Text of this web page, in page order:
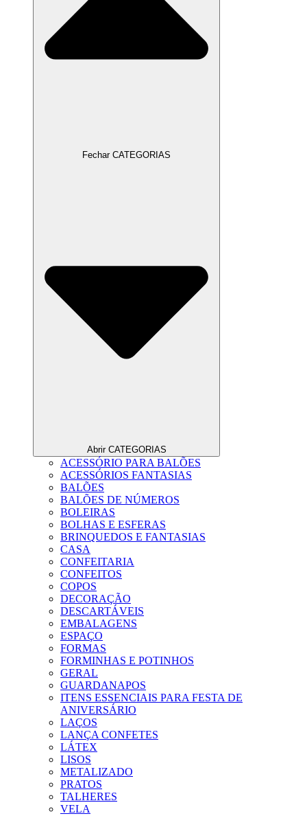
Fechar CATEGORIAS
Abrir CATEGORIAS
ACESSÓRIO PARA BALÕES
ACESSÓRIOS FANTASIAS
BALÕES
BALÕES DE NÚMEROS
BOLEIRAS
BOLHAS E ESFERAS
BRINQUEDOS E FANTASIAS
CASA
CONFEITARIA
CONFEITOS
COPOS
DECORAÇÃO
DESCARTÁVEIS
EMBALAGENS
ESPAÇO
FORMAS
FORMINHAS E POTINHOS
GERAL
GUARDANAPOS
ITENS ESSENCIAIS PARA FESTA DE
ANIVERSÁRIO
LAÇOS
LANÇA CONFETES
LÁTEX
LISOS
METALIZADO
PRATOS
TALHERES
VELA